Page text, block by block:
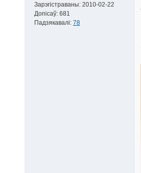
Зарэгістраваны: 2010-02-22
Допісаў: 681
Падзякавалі: 78